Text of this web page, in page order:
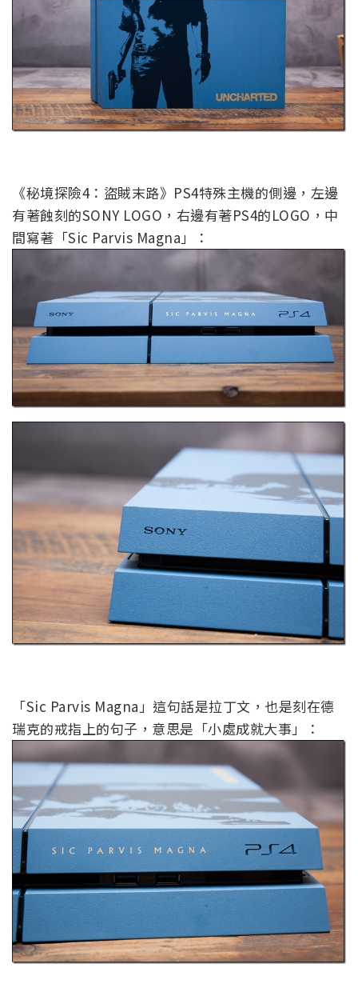
《秘境探險4：盜賊末路》PS4特殊主機的側邊，左邊
有著蝕刻的SONY LOGO，右邊有著PS4的LOGO，中
間寫著「Sic Parvis Magna」：
「Sic Parvis Magna」這句話是拉丁文，也是刻在德
瑞克的戒指上的句子，意思是「小處成就大事」：